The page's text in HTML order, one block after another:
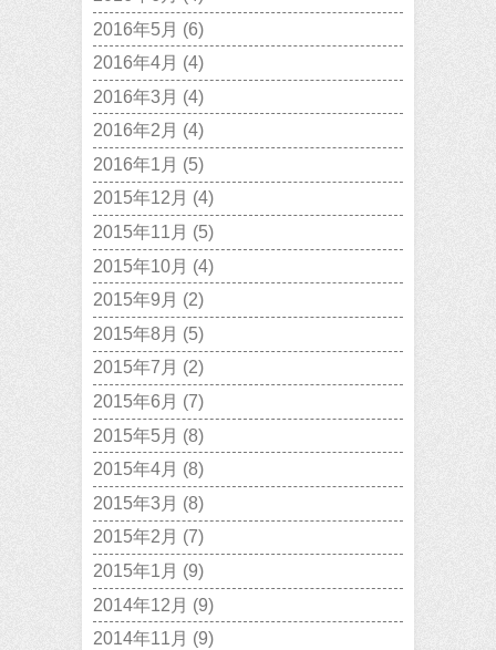
2016年5月 (6)
2016年4月 (4)
2016年3月 (4)
2016年2月 (4)
2016年1月 (5)
2015年12月 (4)
2015年11月 (5)
2015年10月 (4)
2015年9月 (2)
2015年8月 (5)
2015年7月 (2)
2015年6月 (7)
2015年5月 (8)
2015年4月 (8)
2015年3月 (8)
2015年2月 (7)
2015年1月 (9)
2014年12月 (9)
2014年11月 (9)